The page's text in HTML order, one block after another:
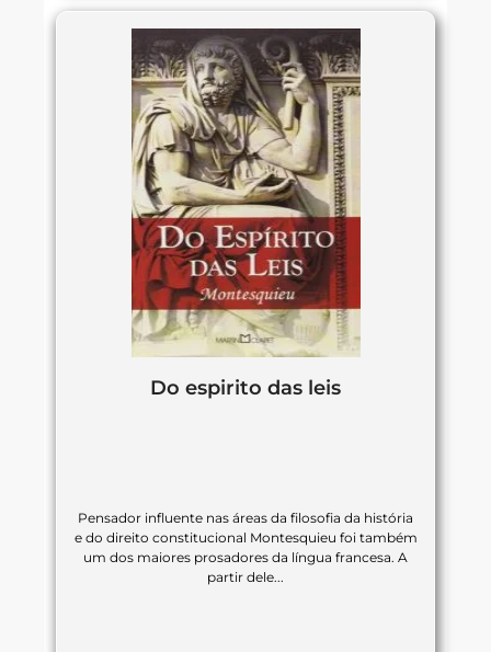
Do espirito das leis
Pensador influente nas áreas da filosofia da história
e do direito constitucional Montesquieu foi também
um dos maiores prosadores da língua francesa. A
partir dele...